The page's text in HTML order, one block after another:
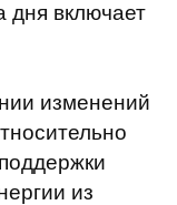
дня включает
изменений
из